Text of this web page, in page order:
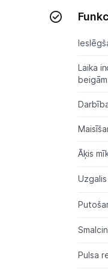
Laika
Āķis
Pulsa